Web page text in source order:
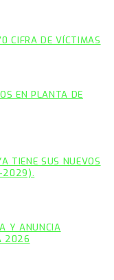
CIFRA DE VÍCTIMAS
EN PLANTA DE
TIENE SUS NUEVOS
Y ANUNCIA
2026